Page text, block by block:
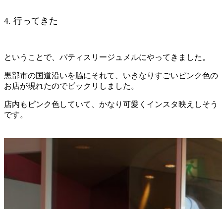
4. 行ってきた
ということで、パティスリージュメルにやってきました。
黒部市の国道沿いを脇にそれて、いきなりすごいピンク色の
お店が現れたのでビックリしました。
店内もピンク色していて、かなり可愛くインスタ映えしそう
です。